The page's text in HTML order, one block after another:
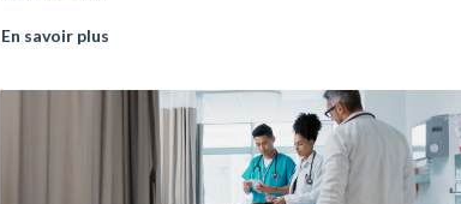
En savoir plus